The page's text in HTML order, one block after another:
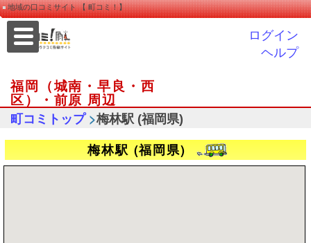
地域の口コミサイト 【 町コミ！】
ログイン
ヘルプ
福岡（城南・早良・西
区）・前原 周辺
町コミトップ>梅林駅 (福岡県)
梅林駅 (福岡県)